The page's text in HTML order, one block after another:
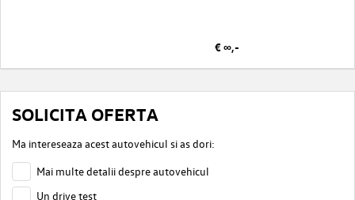
€ ∞,-
SOLICITA OFERTA
Ma intereseaza acest autovehicul si as dori:
Mai multe detalii despre autovehicul
Un drive test